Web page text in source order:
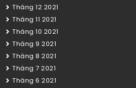
Tháng 12 2021
Tháng 11 2021
Tháng 10 2021
Tháng 9 2021
Tháng 8 2021
Tháng 7 2021
Tháng 6 2021